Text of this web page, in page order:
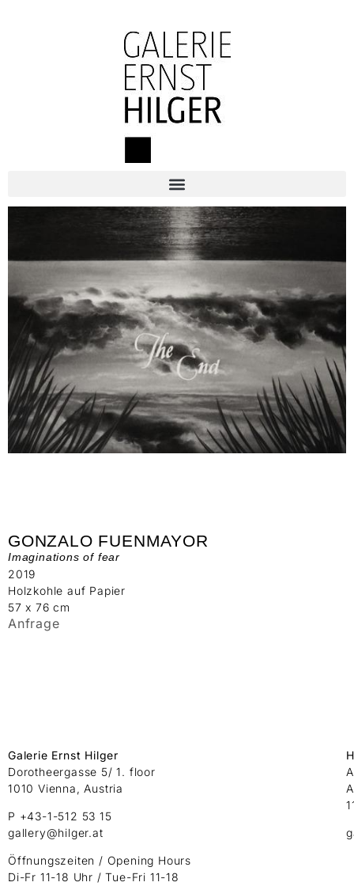
GONZALO FUENMAYOR
Imaginations of fear
2019
Holzkohle auf Papier
57 x 76 cm
Anfrage
Galerie Ernst Hilger
Dorotheergasse 5/ 1. floor
1010 Vienna, Austria
P +43-1-512 53 15
gallery@hilger.at
Öffnungszeiten / Opening Hours
Di-Fr 11-18 Uhr / Tue-Fri 11-18